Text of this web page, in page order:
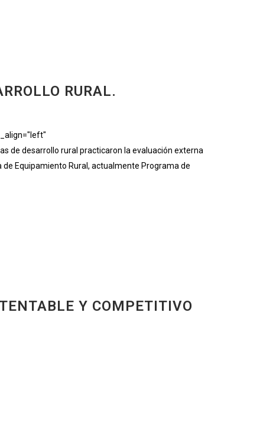
RURAL.
de desarrollo rural practicaron la evaluación externa
Equipamiento Rural, actualmente Programa de
Y COMPETITIVO